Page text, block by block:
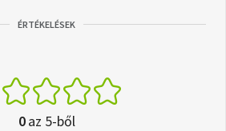
ÉRTÉKELÉSEK
0az 5-ből